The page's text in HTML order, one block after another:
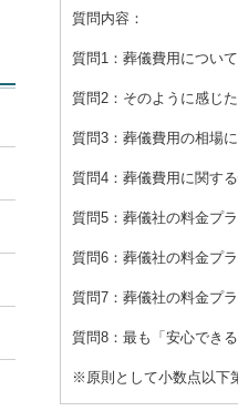
質問内容：
質問1：葬儀費用につい
質問2：そのように感じ
質問3：葬儀費用の相場
質問4：葬儀費用に関す
質問5：葬儀社の料金プ
質問6：葬儀社の料金プ
質問7：葬儀社の料金プ
質問8：最も「安心でき
※原則として小数点以下